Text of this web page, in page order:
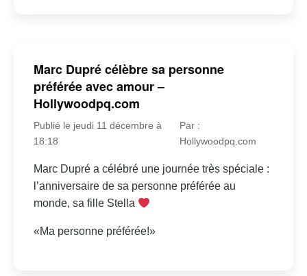
Marc Dupré célèbre sa personne
préférée avec amour –
Hollywoodpq.com
Publié le jeudi 11 décembre à
18:18
Par :
Hollywoodpq.com
Marc Dupré a célébré une journée très spéciale :
l’anniversaire de sa personne préférée au
monde, sa fille Stella
«Ma personne préférée!»